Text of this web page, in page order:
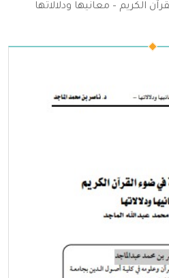
الكريم – معانيها ودلالاتها